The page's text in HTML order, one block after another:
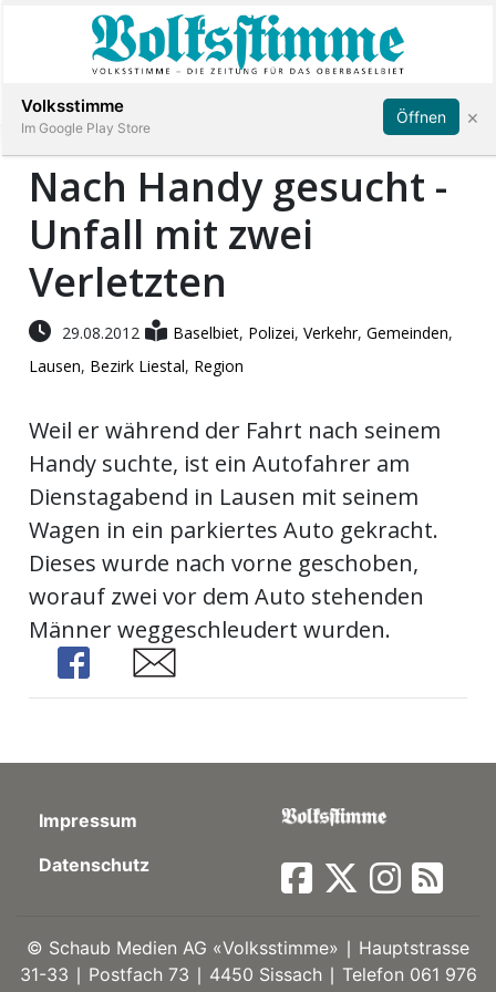
Immobilien
Veranstaltungen
Stellen
Paper
App
Fussball
Abonnieren Anmelden
Nach Handy gesucht -
Unfall mit zwei
Verletzten
29.08.2012 Baselbiet, Polizei,Verkehr,Gemeinden,
Lausen, Bezirk Liestal, Region
Weil er während der Fahrt nach seinem
Handy suchte, ist ein Autofahrer am
Dienstagabend in Lausen mit seinem
Wagen in ein parkiertes Auto gekracht.
Dieses wurde nach vorne geschoben,
worauf zwei vor dem Auto stehenden
Männer weggeschleudert wurden.
Share
Share
Impressum
Datenschutz
© Schaub Medien AG «Volksstimme» ∣ Hauptstrasse
31-33 ∣ Postfach 73 ∣ 4450 Sissach ∣ Telefon 061 976
Volksstimme
Im Google Play Store
Öffnen ×